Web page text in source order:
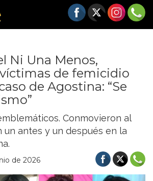
Ni Una Menos,
de femicidio
de Agostina: “Se
Conmovieron al
un antes y un después en la
de 2026